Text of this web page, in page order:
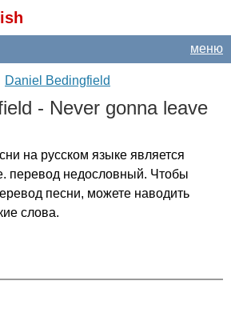
меню
Daniel Bedingfield
- Never gonna leave
на русском языке является
перевод недословный. Чтобы
песни, можете наводить
слова.